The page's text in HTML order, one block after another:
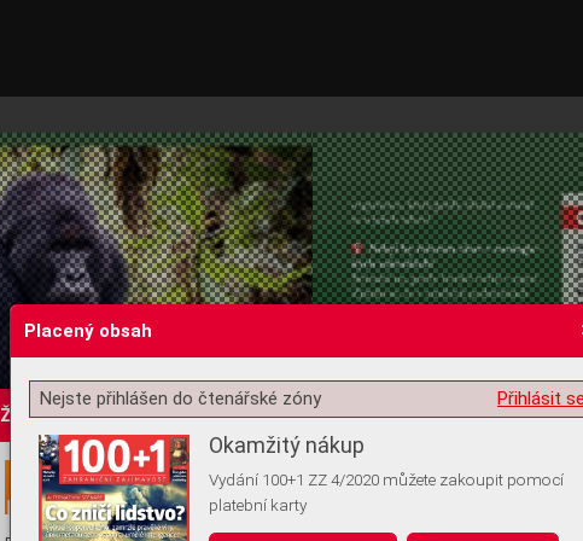
Žádost o souhlas s ukládáním volitelných informací
Placený obsah
Přihlásit
Nejste přihlášen do čtenářské zóny
Okamžitý nákup
Vydání 100+1 ZZ 4/2020 můžete zakoupit pomocí
platební karty